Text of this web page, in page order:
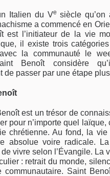
Italien du Ve siècle
a commencé en
est l’initiateur de la vie
il existe trois
la communauté le
Benoît considère
de passer par une étape
est un trésor de
pour n’importe quel
chrétienne. Au fond, la
absolue voire radicale.
de vivre selon l’Évangile.
: retrait du monde,
communautaire. Saint